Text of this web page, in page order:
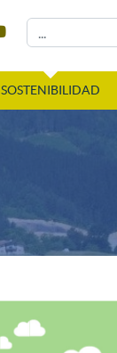
SOSTENIBILIDAD